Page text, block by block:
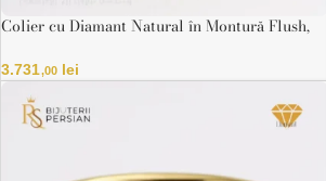
Colier cu Diamant Natural în Montură Flush,
3.731,00lei